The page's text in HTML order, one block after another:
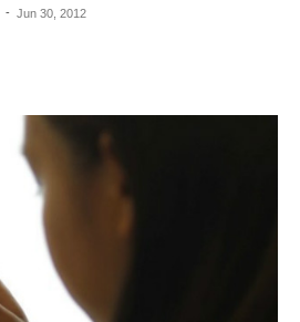
- Jun 30, 2012